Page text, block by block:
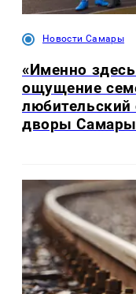
Новости Самары
«Именно
ощущение
любительский
дворы Самары